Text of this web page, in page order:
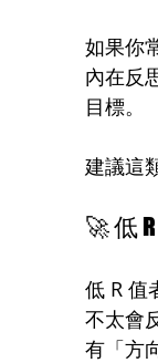
如果你
內在反
目標。
建議這
🚀 低
低 R 值
不太會
有「方